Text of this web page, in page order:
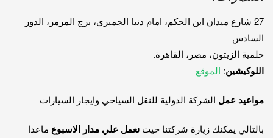
27 شارع ميدان ابن الحكم، امام دنيا الجمبري، برج المرمر، الدور
السادس
حلمية الزيتون، مصر، القاهرة.
اللوكيشين: الموقع
مواعيد عمل الشركة الدولية للنقل السياحي وايجار السيارات
بالتالي يمكنك زيارة شركتنا حيث نعمل علي مدار الاسبوع ماعدا